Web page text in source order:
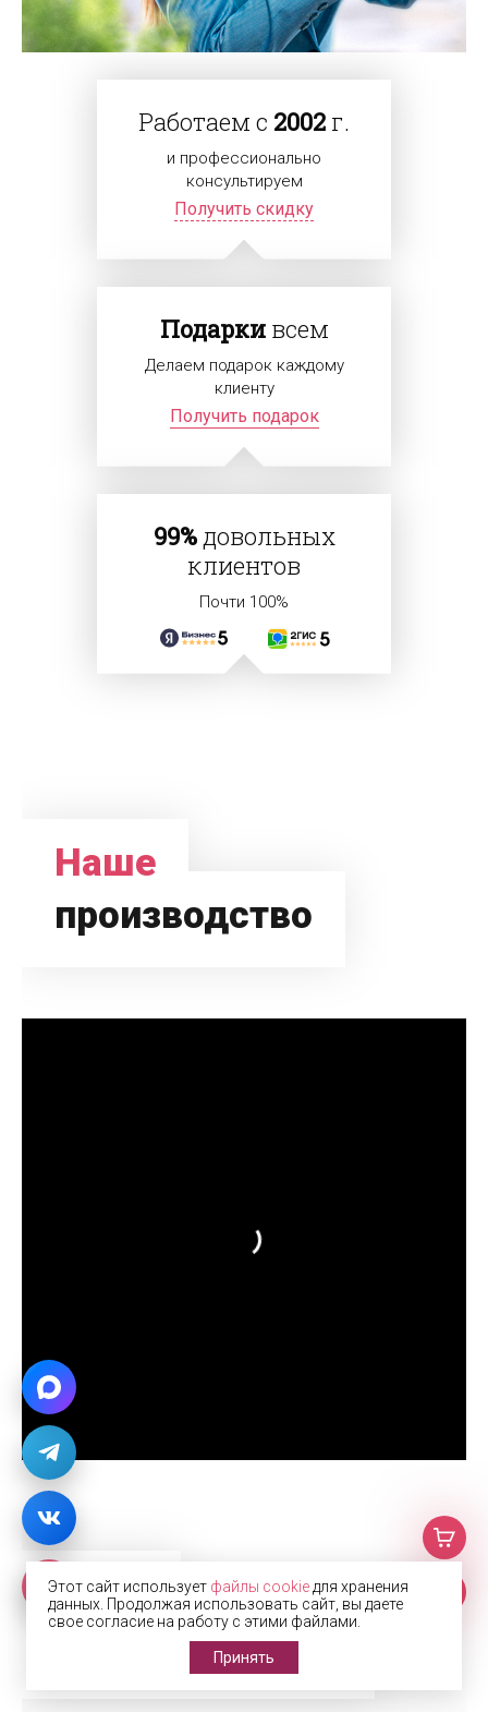
Работаем с 2002 г.
и профессионально
консультируем
Получить скидку
Подаркивсем
Делаем подарок каждому
клиенту
Получить подарок
99%довольных
клиентов
Почти 100%
Наше
производство
Фото
с производства
Этот сайт использует файлы cookie для хранения
данных. Продолжая использовать сайт, вы даете
свое согласие на работу с этими файлами.
Принять